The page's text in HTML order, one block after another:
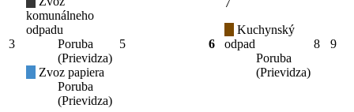
3
komunálneho
odpadu
Poruba
(Prievidza)
Zvoz papiera
Poruba
(Prievidza)
5 6
Kuchynský
odpad
Poruba
(Prievidza)
8 9